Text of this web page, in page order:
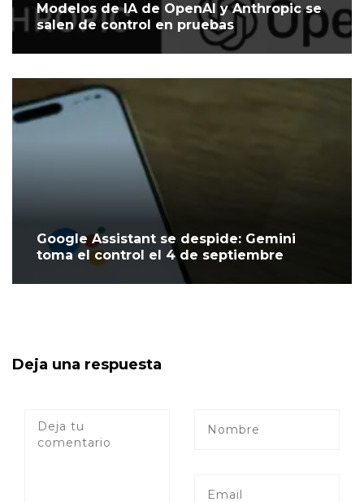
Modelos de IA de OpenAI y Anthropic se
salen de control en pruebas
Google Assistant se despide: Gemini
toma el control el 4 de septiembre
Deja una respuesta